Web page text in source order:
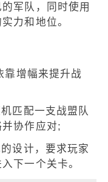
军队，同时使用
力和地位。
靠增幅来提升战
匹配一支战盟队
协作应对;
设计，要求玩家
下一个关卡。